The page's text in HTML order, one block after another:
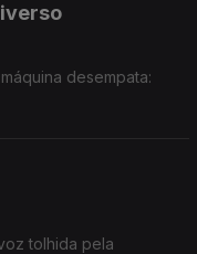
tolhida pela